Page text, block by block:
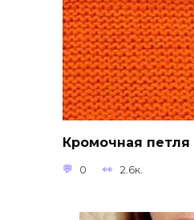
Кромочная петля
0 2.6к.